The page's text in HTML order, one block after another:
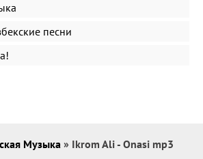
песни
Музыка » Ikrom Ali - Onasi mp3